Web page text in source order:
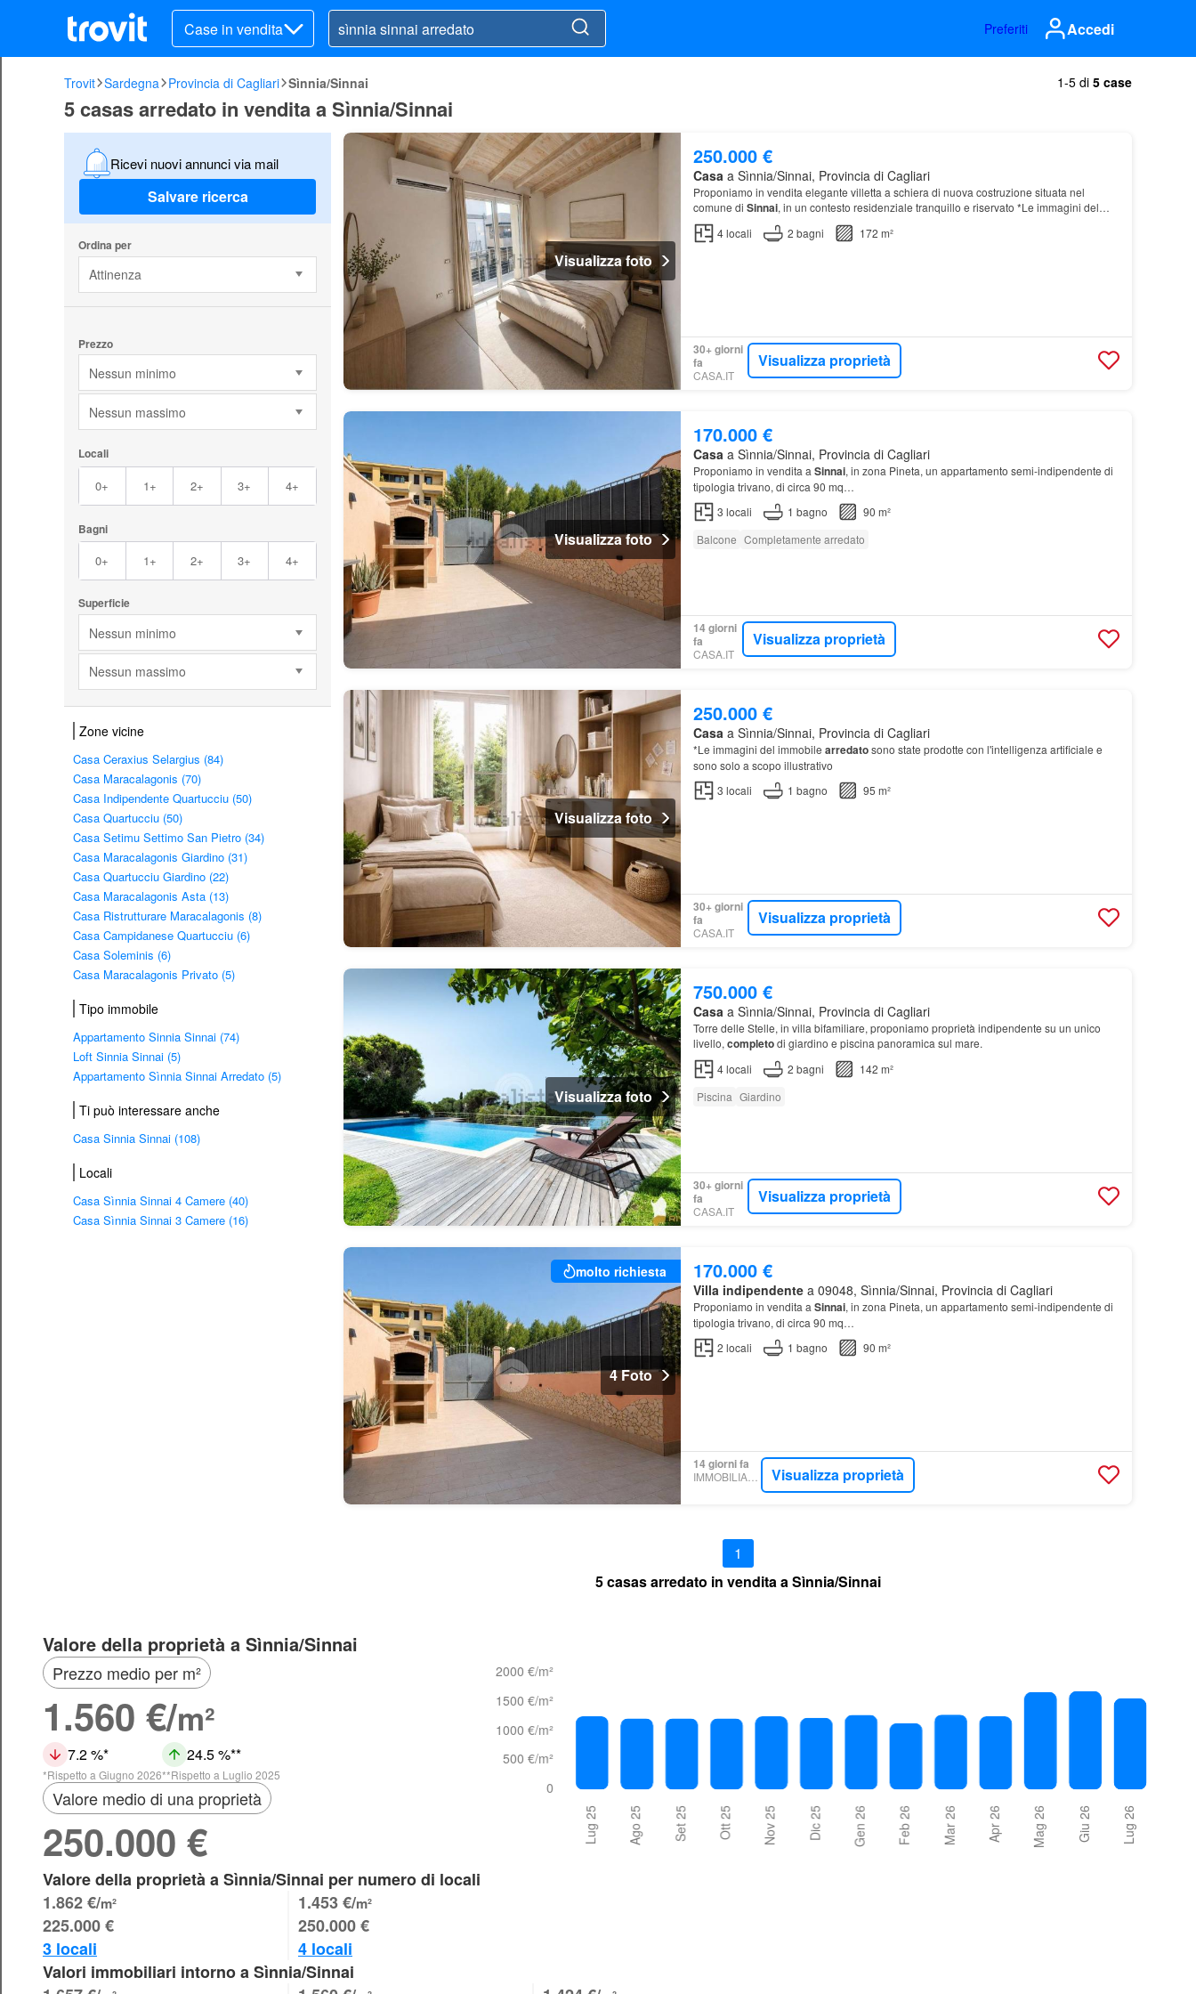
Case in vendita Preferiti Accedi
Trovit Sardegna Provincia di Cagliari Sìnnia/Sinnai 1-5 di 5 case
5 casas arredato in vendita a Sìnnia/Sinnai
Ricevi nuovi annunci via mail
Salvare ricerca
Ordina per
Attinenza
Prezzo
Nessun minimo
Nessun massimo
Locali
0+ 1+ 2+ 3+ 4+
Bagni
0+ 1+ 2+ 3+ 4+
Superficie
Nessun minimo
Nessun massimo
Zone vicine
Casa Ceraxius Selargius (84)
Casa Maracalagonis (70)
Casa Indipendente Quartucciu (50)
Casa Quartucciu (50)
Casa Setimu Settimo San Pietro (34)
Casa Maracalagonis Giardino (31)
Casa Quartucciu Giardino (22)
Casa Maracalagonis Asta (13)
Casa Ristrutturare Maracalagonis (8)
Casa Campidanese Quartucciu (6)
Casa Soleminis (6)
Casa Maracalagonis Privato (5)
Tipo immobile
Appartamento Sinnia Sinnai (74)
Loft Sinnia Sinnai (5)
Appartamento Sìnnia Sinnai Arredato (5)
Ti può interessare anche
Casa Sinnia Sinnai (108)
Locali
Casa Sìnnia Sinnai 4 Camere (40)
Casa Sìnnia Sinnai 3 Camere (16)
Visualizza foto
250.000 €
Casaa Sìnnia/Sinnai, Provincia di Cagliari
Proponiamo in vendita elegante villetta a schiera di nuova costruzione situata nel
comune di Sinnai, in un contesto residenziale tranquillo e riservato *Le immagini del
immobile
arredato sono state prodotte con l'intelli…
4locali 2 bagni 172 m²
30+ giorni
fa
CASA.IT
Visualizza proprietà
Visualizza foto
170.000 €
Casa a Sìnnia/Sinnai, Provincia di Cagliari
Proponiamo in vendita a Sinnai, in zona Pineta, un appartamento semi-indipendente di
tipologia trivano, di circa 90 mq…
3 locali 1 bagno
90 m²
Balcone Completamente arredato
14 giorni
fa
CASA.IT
Visualizza proprietà
Visualizza foto
250.000 €
Casa a Sìnnia/Sinnai, Provincia di Cagliari
*Le immagini del immobile arredatosono state prodotte con l'intelligenza artificiale e
sono solo a scopo illustrativo
3 locali 1 bagno 95 m²
30+ giorni
fa
CASA.IT
Visualizza proprietà
Visualizza foto
750.000 €
Casa a Sìnnia/Sinnai, Provincia di Cagliari
Torre delle Stelle, in villa bifamiliare, proponiamo proprietà indipendente su un unico
livello, completodi giardino e piscina panoramica sul mare.
4locali 2 bagni
142 m²
Piscina Giardino
30+ giorni
fa
CASA.IT
Visualizza proprietà
molto richiesta
4 Foto
170.000 €
Villa indipendentea 09048, Sìnnia/Sinnai, Provincia di Cagliari
Proponiamo in vendita a Sinnai, in zona Pineta, un appartamento semi-indipendente di
tipologia trivano, di circa 90 mq…
2 locali 1 bagno 90 m²
14 giorni fa
IMMOBILIARE.IT Visualizza proprietà
1
5 casas arredato in vendita a Sìnnia/Sinnai
Valore della proprietà a Sìnnia/Sinnai
Prezzo medio per m²
1.560 €/m²
7.2 %
Rispetto a Giugno 2026
24.5 %
Rispetto a Luglio 2025
Valore medio di una proprietà
250.000 €
Valore della proprietà a Sìnnia/Sinnai per numero di locali
225.000 €
1.862 €/m²
3 locali
250.000 €
1.453 €/m²
4 locali
Valori immobiliari intorno a Sìnnia/Sinnai